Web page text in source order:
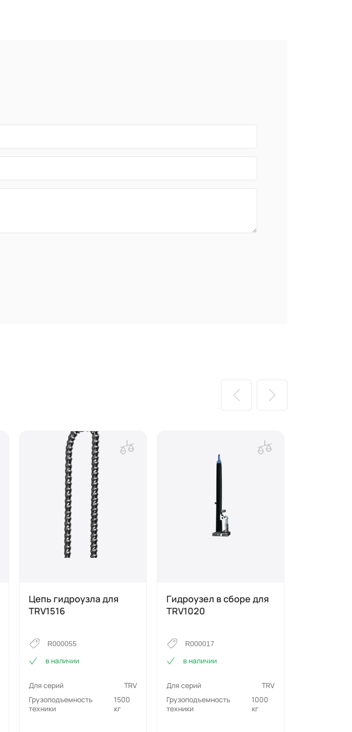
Цепь гидроузла для
TRV1516
R000055
в наличии
Для серий
TRV
Грузоподъемность
техники
1500
кг
Гидроузел в сборе для
TRV1020
R000017
в наличии
Для серий
TRV
Грузоподъемность
техники
1000
кг